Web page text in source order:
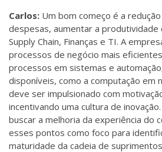
Carlos: Um bom começo é a
despesas, aumentar a
Supply Chain, Finanças e TI. A
processos de negócio mais
processos em sistemas e
disponíveis, como a computação em
deve ser impulsionado com
incentivando uma cultura de
buscar a melhoria da experiência do
esses pontos como foco para
maturidade da cadeia de